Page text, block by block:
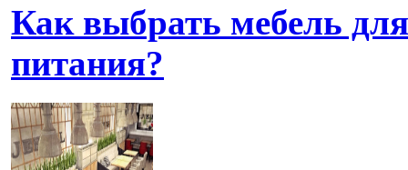
Как выбрать мебель
питания?